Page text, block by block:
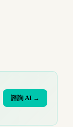
諮詢 AI →